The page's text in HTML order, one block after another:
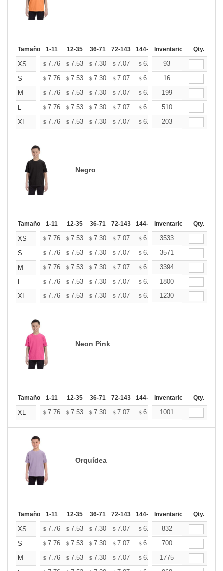
Tamaño 1-11 12-35 36-71 72-143 144-287 288 + Mas
Inventario Qty.
XS $ 7.76 $ 7.53 $ 7.30 $ 7.07 $ 6.84 $6.73
93
S
$ 7.76 $ 7.53 $ 7.30 $ 7.07 $ 6.84 $6.73
16
M
$ 7.76 $ 7.53 $ 7.30 $ 7.07 $ 6.84 $6.73
199
L
$ 7.76 $ 7.53 $ 7.30 $ 7.07 $ 6.84 $6.73
510
XL
$ 7.76 $ 7.53 $ 7.30 $ 7.07 $ 6.84 $6.73
203
Negro
Tamaño 1-11 12-35 36-71 72-143 144-287 288 + Mas
Inventario Qty.
XS $ 7.76 $ 7.53 $ 7.30 $ 7.07 $ 6.84 $6.73
3533
S
$ 7.76 $ 7.53 $ 7.30 $ 7.07 $ 6.84 $6.73
3571
M
$ 7.76 $ 7.53 $ 7.30 $ 7.07 $ 6.84 $6.73
3394
L
$ 7.76 $ 7.53 $ 7.30 $ 7.07 $ 6.84 $6.73
1800
XL
$ 7.76 $ 7.53 $ 7.30 $ 7.07 $ 6.84 $6.73
1230
Neon Pink
Tamaño 1-11 12-35 36-71 72-143 144-287 288 + Mas
Inventario Qty.
XL $ 7.76 $ 7.53 $ 7.30 $ 7.07 $ 6.84 $6.73
1001
Orquídea
Tamaño 1-11 12-35 36-71 72-143 144-287 288 + Mas
Inventario Qty.
XS $ 7.76 $ 7.53 $ 7.30 $ 7.07 $ 6.84 $6.73
832
S
$ 7.76 $ 7.53 $ 7.30 $ 7.07 $ 6.84 $6.73
700
M
$ 7.76 $ 7.53 $ 7.30 $ 7.07 $ 6.84 $6.73
1775